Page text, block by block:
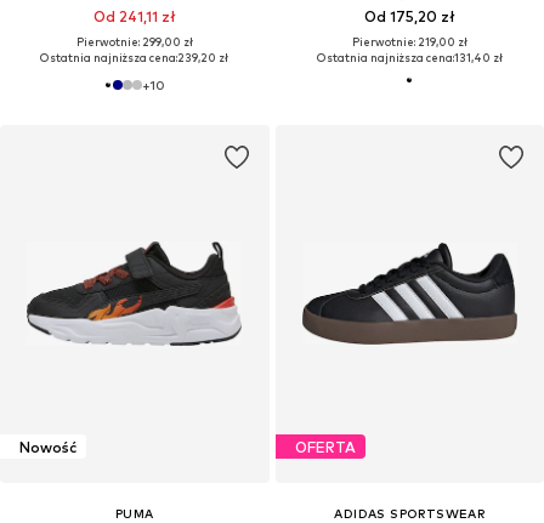
Od 241,11 zł
Pierwotnie: 299,00 zł
Ostatnia najniższa cena:239,20 zł
+10
Od 175,20 zł
Pierwotnie: 219,00 zł
Ostatnia najniższa cena:131,40 zł
Nowość
PUMA
OFERTA
ADIDAS SPORTSWEAR